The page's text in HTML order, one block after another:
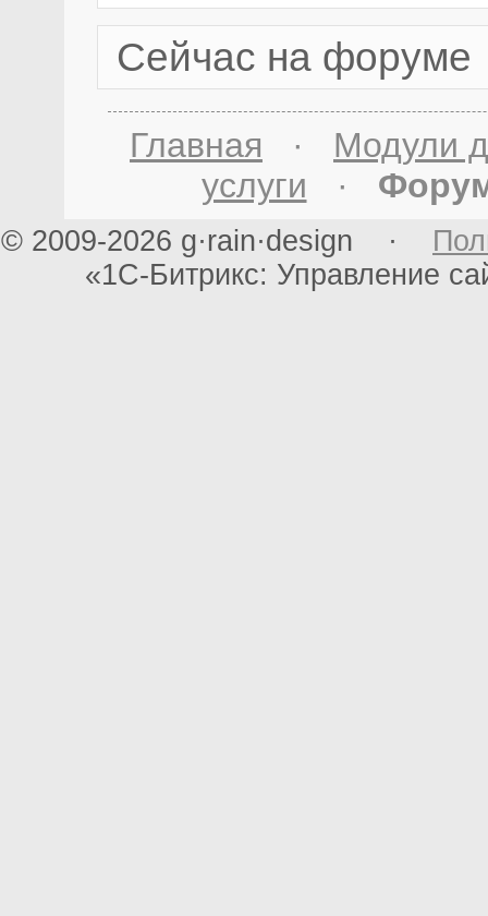
Сейчас на форуме
Главная · Модули
услуги ·
© 2009-2026 g·rain·design ·
«1С-Битрикс: Управление